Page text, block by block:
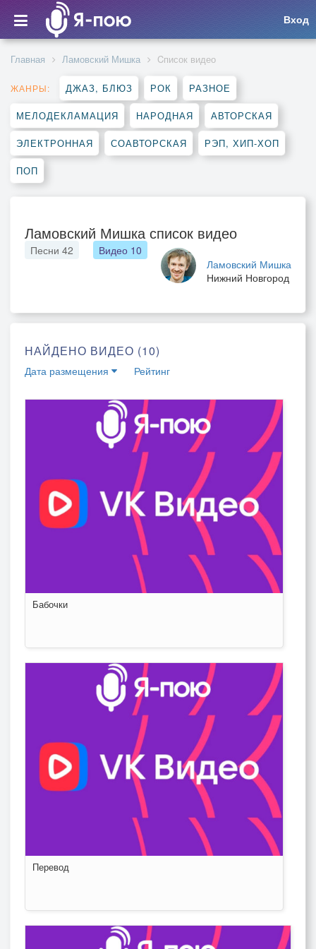
Вход
Главная Ламовский Мишка Cписок видео
ЖАНРЫ: ДЖАЗ, БЛЮЗ РОК РАЗНОЕ
МЕЛОДЕКЛАМАЦИЯ НАРОДНАЯ АВТОРСКАЯ
ЭЛЕКТРОННАЯ СОАВТОРСКАЯ РЭП, ХИП-ХОП
ПОП
Ламовский Мишка список видео
Ламовский Мишка
Нижний Новгород
Песни 42 Видео 10
НАЙДЕНО ВИДЕО (10)
Дата размещения Рейтинг
Бабочки
Перевод